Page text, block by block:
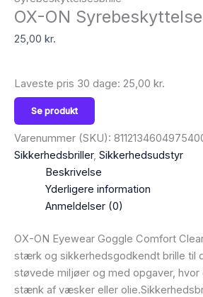
OX-ON
25,00 kr.
Laveste pris 30 dage: 25,00 kr.
Se produkt
Varenummer (SKU):
Sikkerhedsbriller, Sikkerhedsudstyr
Beskrivelse
Yderligere information
Anmeldelser (0)
OX-ON Eyewear Goggle Comfort
stærk og sikkerhedsgodkendt brille til
støvede miljøer og med opgaver,
stænk af væsker eller